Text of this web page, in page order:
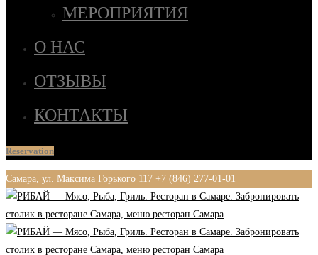
МЕРОПРИЯТИЯ
О НАС
ОТЗЫВЫ
КОНТАКТЫ
Reservation
Самара, ул. Максима Горького 117 +7 (846) 277-01-01